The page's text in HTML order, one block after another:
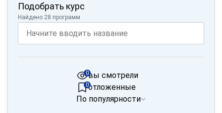
Подобрать курс
Найдено 28 программ
вы смотрели
0
отложенные
0
По популярности